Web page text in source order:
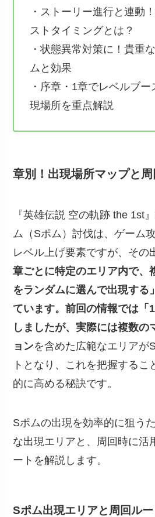
・ストーリー進行と連動
ストタイミングとは？
・状態異常対策に！貴重
ムと効果
・序章・1章でレベルブ
現場所を重点解説
章別！出現場所マップと
『英雄伝説 空の軌跡 the 1st
ム（Sポム）討伐は、ゲーム
レベル上げ要素ですが、その
章ごとに特定のエリア内で、
をランダムに選んで出現する
ています。前回の情報では「
しましたが、実際には複数の
ョンを含めた広範なエリアが
トとなり、これを把握するこ
的に高める秘訣です。
Sポムの出現を効率的に狙う
な出現エリアと、周回時に活
ートを解説します。
Sポム出現エリアと周回ル